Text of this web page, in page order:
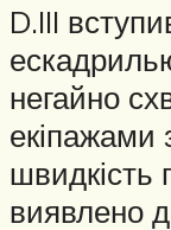
D.III
негайно
екіпажами
швидкість
виявлено